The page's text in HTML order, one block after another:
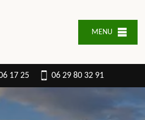
MENU
17 25 06 29 80 32 91